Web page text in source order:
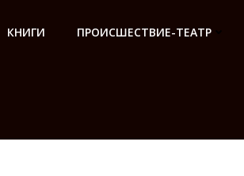
КНИГИ ПРОИСШЕСТВИЕ-ТЕАТР